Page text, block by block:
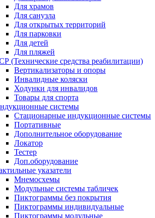
Для храмов
Для санузла
Для открытых территорий
Для парковки
Для детей
Для пляжей
(Технические средства реабилитации)
Вертикализаторы и опоры
Инвалидные коляски
Ходунки для инвалидов
Товары для спорта
системы
Стационарные индукционные системы
Портативные
Дополнительное оборудование
Локатор
Тестер
Доп.оборудование
указатели
Мнемосхемы
Модульные системы табличек
Пиктограммы без покрытия
Пиктограммы индивидуальные
Пиктограммы модульные